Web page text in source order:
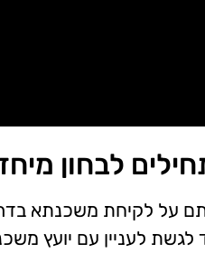
לבחון
על לקיחת משכנתא
לגשת לעניין עם יועץ